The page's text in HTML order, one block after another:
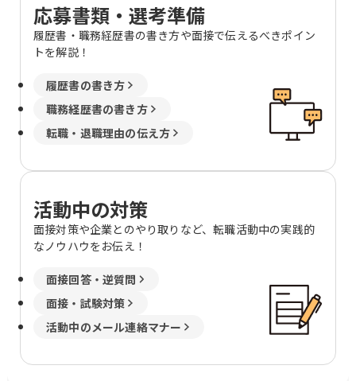
応募書類・選考準備
履歴書・職務経歴書の書き方や面接で伝えるべきポイン
トを解説！
履歴書の書き方
職務経歴書の書き方
転職・退職理由の伝え方
活動中の対策
面接対策や企業とのやり取りなど、転職活動中の実践的
なノウハウをお伝え！
面接回答・逆質問
面接・試験対策
活動中のメール連絡マナー